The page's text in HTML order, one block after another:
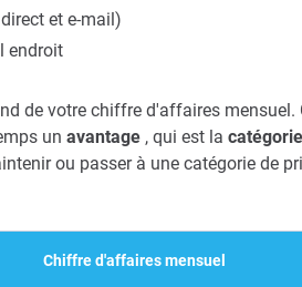
et e-mail)
endroit
de votre chiffre d'affaires mensuel.
un avantage, qui est la
ou passer à une catégorie de
Chiffre d'affaires mensuel